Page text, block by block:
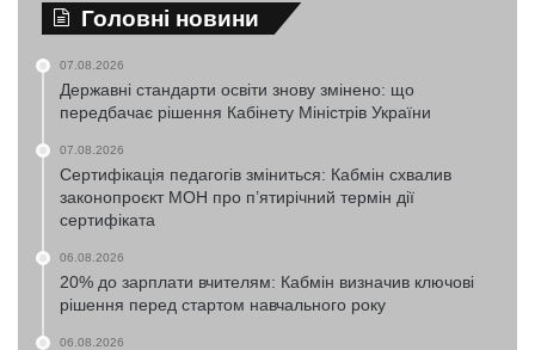
Головні новини
07.08.2026
Державні стандарти освіти знову змінено: що
передбачає рішення Кабінету Міністрів України
07.08.2026
Сертифікація педагогів зміниться: Кабмін схвалив
законопроєкт МОН про п’ятирічний термін дії
сертифіката
06.08.2026
20% до зарплати вчителям: Кабмін визначив ключові
рішення перед стартом навчального року
06.08.2026